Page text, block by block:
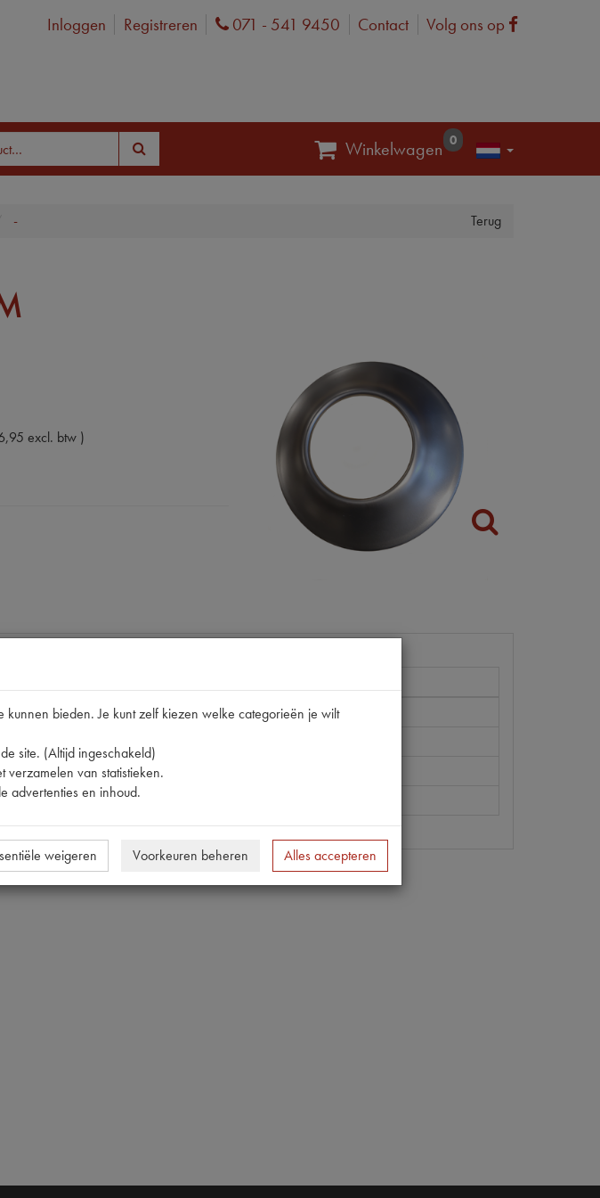
Inloggen Registreren Phone
071 - 541 9450 Contact Volg ons op Facebook
Winkelwagen 0
Terug
-
,95 excl. btw )
11CV/15CV
O 250x45mm [PW 4]
810.315-C-KIT-B
bieden. Je kunt zelf kiezen welke categorieën je wilt
site. (Altijd ingeschakeld)
van statistieken.
advertenties en inhoud.
weigeren Voorkeuren beheren Alles accepteren